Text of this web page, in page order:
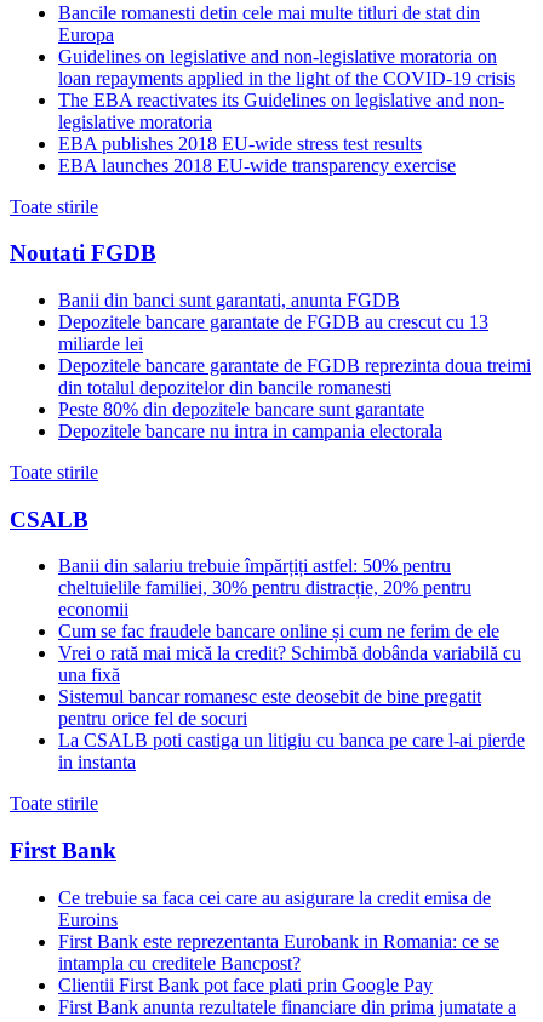
Bancile romanesti detin cele mai multe titluri de stat din
Europa
Guidelines on legislative and non-legislative moratoria on
loan repayments applied in the light of the COVID-19 crisis
The EBA reactivates its Guidelines on legislative and non-
legislative moratoria
EBA publishes 2018 EU-wide stress test results
EBA launches 2018 EU-wide transparency exercise
Toate stirile
Noutati FGDB
Banii din banci sunt garantati, anunta FGDB
Depozitele bancare garantate de FGDB au crescut cu 13
miliarde lei
Depozitele bancare garantate de FGDB reprezinta doua treimi
din totalul depozitelor din bancile romanesti
Peste 80% din depozitele bancare sunt garantate
Depozitele bancare nu intra in campania electorala
Toate stirile
CSALB
Banii din salariu trebuie împărțiți astfel: 50% pentru
cheltuielile familiei, 30% pentru distracție, 20% pentru
economii
Cum se fac fraudele bancare online și cum ne ferim de ele
Vrei o rată mai mică la credit? Schimbă dobânda variabilă cu
una fixă
Sistemul bancar romanesc este deosebit de bine pregatit
pentru orice fel de socuri
La CSALB poti castiga un litigiu cu banca pe care l-ai pierde
in instanta
Toate stirile
First Bank
Ce trebuie sa faca cei care au asigurare la credit emisa de
Euroins
First Bank este reprezentanta Eurobank in Romania: ce se
intampla cu creditele Bancpost?
Clientii First Bank pot face plati prin Google Pay
First Bank anunta rezultatele financiare din prima jumatate a